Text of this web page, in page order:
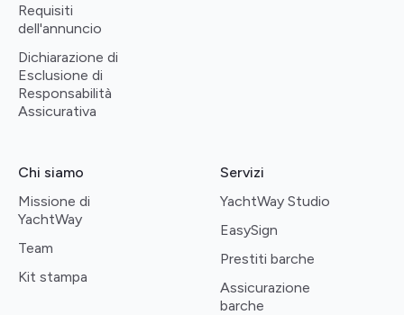
Requisiti
dell'annuncio
Dichiarazione di
Esclusione di
Responsabilità
Assicurativa
Chi siamo
Missione di
YachtWay
Team
Kit stampa
Servizi
YachtWay Studio
EasySign
Prestiti barche
Assicurazione
barche